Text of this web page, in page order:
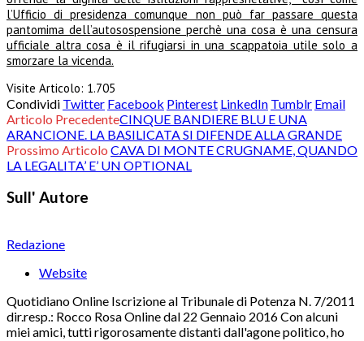
l’Ufficio di presidenza comunque non può far passare questa
pantomima dell’autosospensione perchè una cosa è una censura
ufficiale altra cosa è il rifugiarsi in una scappatoia utile solo a
smorzare la vicenda.
Visite Articolo: 1.705
Condividi Twitter Facebook Pinterest LinkedIn Tumblr Email
Articolo PrecedenteCINQUE BANDIERE BLU E UNA
ARANCIONE. LA BASILICATA SI DIFENDE ALLA GRANDE
Prossimo Articolo CAVA DI MONTE CRUGNAME, QUANDO
LA LEGALITA’ E’ UN OPTIONAL
Sull' Autore
Redazione
Website
Quotidiano Online Iscrizione al Tribunale di Potenza N. 7/2011
dir.resp.: Rocco Rosa Online dal 22 Gennaio 2016 Con alcuni
miei amici, tutti rigorosamente distanti dall'agone politico, ho